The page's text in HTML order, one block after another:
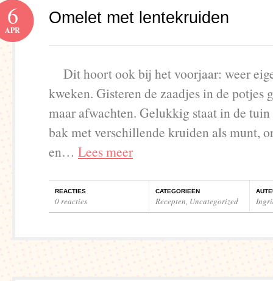
Omelet met lentekruiden
6
APR
Dit hoort ook bij het voorjaar: weer
kweken. Gisteren de zaadjes in de potjes
maar afwachten. Gelukkig staat in de
bak met verschillende kruiden als munt,
en… Lees meer
REACTIES
0 reacties
CATEGORIEËN
Recepten, Uncategorized